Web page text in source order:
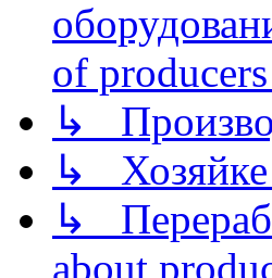
of
↳
↳ Хозяйке
↳
about